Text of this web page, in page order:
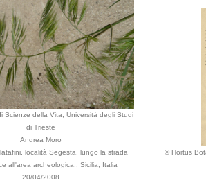
Scienze della Vita, Università degli Studi
di Trieste
Andrea Moro
località Segesta, lungo la strada
all'area archeologica., Sicilia, Italia
20/04/2008
© Hortus